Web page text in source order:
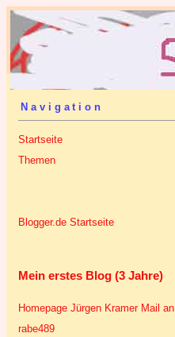
Navigation
Startseite
Themen
Blogger.de Startseite
Mein erstes Blog (3 Jahre)
Homepage Jürgen Kramer Mail an
rabe489